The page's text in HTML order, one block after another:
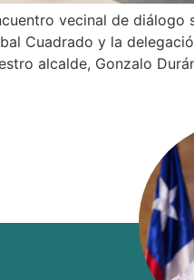
vecinal de
Cuadrado y la
alcalde, Gonzalo